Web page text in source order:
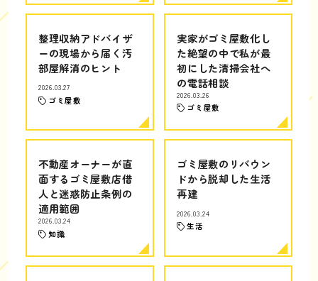
整理収納アドバイザ
ーの現場から届く汚
部屋解消のヒント
2026.03.27
ゴミ屋敷
実家がゴミ屋敷化し
た絶望の中で私が最
初にした清掃会社へ
の電話相談
2026.03.26
ゴミ屋敷
不動産オーナーが直
面するゴミ屋敷店借
人と迷惑防止条例の
適用範囲
2026.03.24
知識
ゴミ屋敷のリバウン
ドから脱却した生活
再建
2026.03.24
生活